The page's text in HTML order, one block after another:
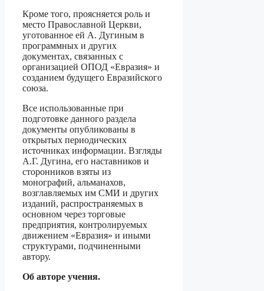
Кроме того, проясняется роль и
место Православной Церкви,
уготованное ей А. Дугиным в
программных и других
документах, связанных с
организацией ОПОД «Ев­разия» и
созданием будущего Евразийского
союза.
Все использованные при
подготовке данного раздела
документы опубликованы в
открытых периодических
источниках информации. Взгляды
А.Г. Дугина, его настав­ников и
сторонников взяты из
монографий, альманахов,
возглавляемых им СМИ и других
изданий, распространяемых в
основном через торговые
предприятия, контро­лируемых
движением «Евразия» и иными
структурами, подчиненными
автору.
Об авторе учения.